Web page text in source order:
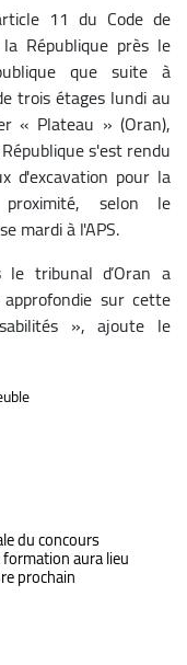
11 du Code de
République près le
que suite à
trois étages lundi au
« Plateau » (Oran),
s'est rendu
d'excavation pour la
selon le
mardi à l'APS.
tribunal d’Oran a
sur cette
», ajoute le
du concours
aura lieu
prochain